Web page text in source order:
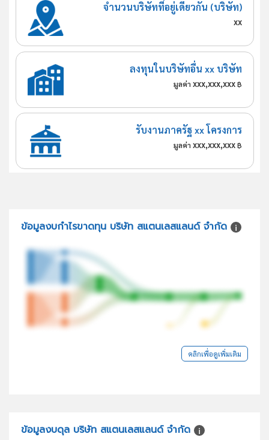
จำนวนบริษัทที่อยู่เดียวกัน (บริษัท)
xx
ลงทุนในบริษัทอื่น xx บริษัท
มูลค่า xxx,xxx,xxx ฿
รับงานภาครัฐ xx โครงการ
มูลค่า xxx,xxx,xxx ฿
ข้อมูลงบกำไรขาดทุน บริษัท สแตนเลสแลนด์ จำกัด
คลิกเพื่อดูเพิ่มเติม
ข้อมูลงบดุล บริษัท สแตนเลสแลนด์ จำกัด